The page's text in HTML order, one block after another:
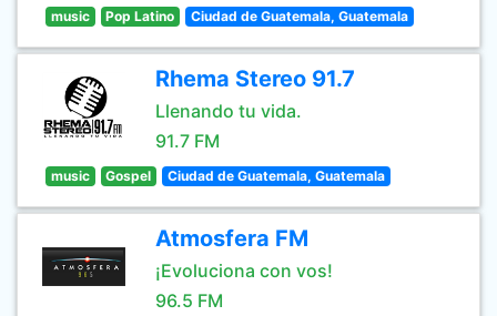
music Pop Latino Ciudad de Guatemala, Guatemala
Rhema Stereo 91.7
Llenando tu vida.
91.7 FM
music Gospel Ciudad de Guatemala, Guatemala
Atmosfera FM
¡Evoluciona con vos!
96.5 FM